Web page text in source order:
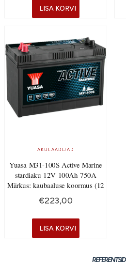
LISA KORVI
AKULAADIJAD
Yuasa M31-100S Active Marine
stardiaku 12V 100Ah 750A
Märkus: kaubaaluse koormus (12
€223,00
LISA KORVI
REFERENTSID